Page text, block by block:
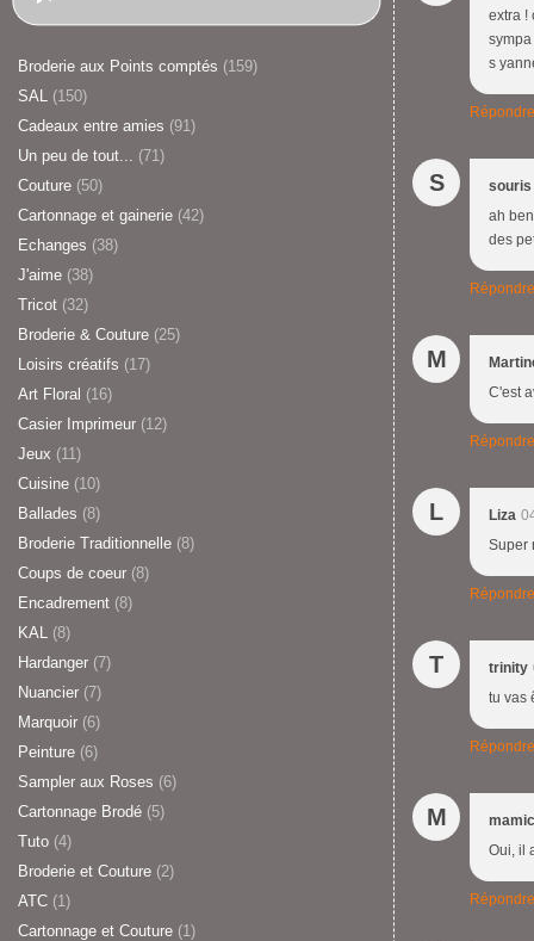
Broderie aux Points comptés (159)
SAL (150)
Cadeaux entre amies (91)
Un peu de tout... (71)
Couture (50)
Cartonnage et gainerie (42)
Echanges (38)
J'aime (38)
Tricot (32)
Broderie & Couture (25)
Loisirs créatifs (17)
Art Floral (16)
Casier Imprimeur (12)
Jeux (11)
Cuisine (10)
Ballades (8)
Broderie Traditionnelle (8)
Coups de coeur (8)
Encadrement (8)
KAL (8)
Hardanger (7)
Nuancier (7)
Marquoir (6)
Peinture (6)
Sampler aux Roses (6)
Cartonnage Brodé (5)
Tuto (4)
Broderie et Couture (2)
ATC (1)
Cartonnage et Couture (1)
extra !
s
Répondre
S
souris
ah
des
Répondre
M
C'est
Répondre
L Liza
Super
Répondre
T trinity
tu vas
Répondre
M
Oui, il
Répondre